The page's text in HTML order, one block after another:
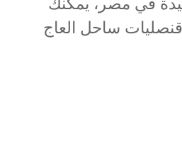
قنصليات ساحل العاج